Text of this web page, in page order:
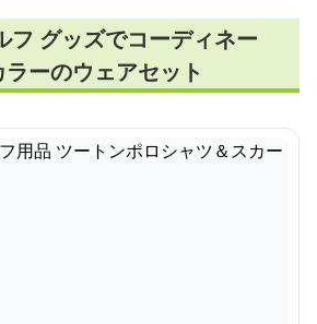
フ グッズでコーディネー
ラーのウェアセット